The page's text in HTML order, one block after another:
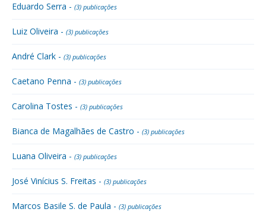
Eduardo Serra - (3) publicações
Luiz Oliveira - (3) publicações
André Clark - (3) publicações
Caetano Penna - (3) publicações
Carolina Tostes - (3) publicações
Bianca de Magalhães de Castro - (3) publicações
Luana Oliveira - (3) publicações
José Vinícius S. Freitas - (3) publicações
Marcos Basile S. de Paula - (3) publicações